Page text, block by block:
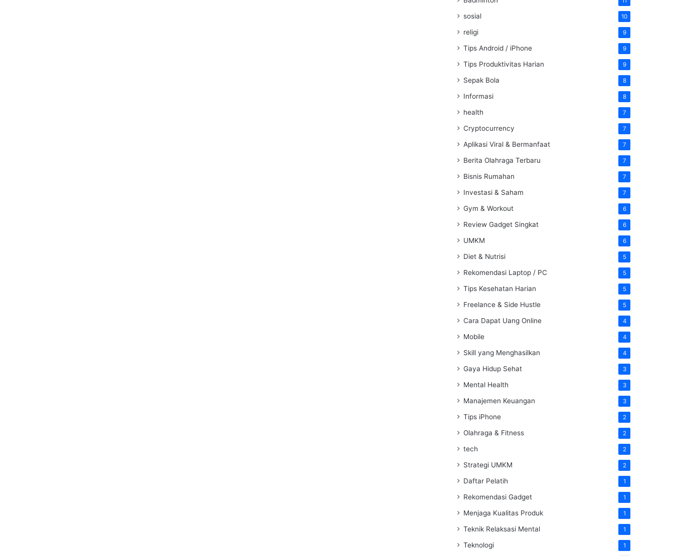
sosial 10
religi 9
Tips Android / iPhone 9
Tips Produktivitas Harian 9
Sepak Bola 8
Informasi 8
health 7
Cryptocurrency 7
Aplikasi Viral & Bermanfaat 7
Berita Olahraga Terbaru 7
Bisnis Rumahan 7
Investasi & Saham 7
Gym & Workout 6
Review Gadget Singkat 6
UMKM 6
Diet & Nutrisi 5
Rekomendasi Laptop / PC 5
Tips Kesehatan Harian 5
Freelance & Side Hustle 5
Cara Dapat Uang Online 4
Mobile 4
Skill yang Menghasilkan 4
Gaya Hidup Sehat 3
Mental Health 3
Manajemen Keuangan 3
Tips iPhone 2
Olahraga & Fitness 2
tech 2
Strategi UMKM 2
Daftar Pelatih 1
Rekomendasi Gadget 1
Menjaga Kualitas Produk 1
Teknik Relaksasi Mental 1
Teknologi 1